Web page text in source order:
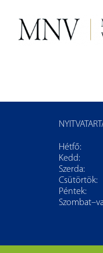
Hétfő:
Kedd:
Szerda:
Csütörtök:
Péntek: